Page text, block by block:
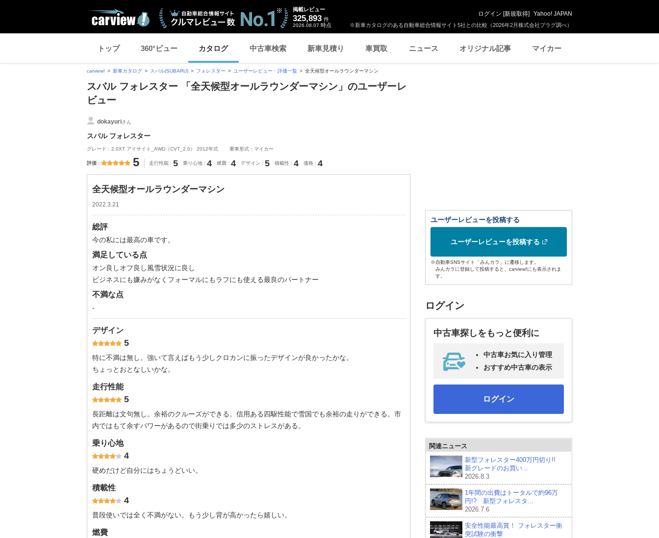
※新車カタログのある自動車総合情報サイト5社との比較（2026年2月株式会社プラグ調べ）
掲載レビュー
325,893 件
2026.08.07 時点
ログイン [新規取得] Yahoo! JAPAN
トップ 360°ビュー カタログ 中古車検索 新車見積り 車買取 ニュース オリジナル記事 マイカー
carview! 新車カタログ スバル(SUBARU) フォレスター ユーザーレビュー・評価一覧 全天候型オールラウンダーマシン
スバル フォレスター 「全天候型オールラウンダーマシン」のユーザーレ
ビュー
dokayuriさん
スバル フォレスター
グレード：2.0XT アイサイト_AWD（CVT_2.0） 2012年式 乗車形式：マイカー
評価 5 走行性能 5 乗り心地 4 燃費 4 デザイン 5 積載性 4 価格 4
全天候型オールラウンダーマシン
2022.3.21
総評
今の私には最高の車です。
満足している点
オン良しオフ良し風雪状況に良し
ビジネスにも嫌みがなくフォーマルにもラフにも使える最良のパートナー
不満な点
-
デザイン
5
特に不満は無し。強いて言えばもう少しクロカンに振ったデザインが良かったかな。
ちょっとおとなしいかな。
走行性能
5
長距離は文句無し。余裕のクルーズができる。信用ある四駆性能で雪国でも余裕の走りができる。市
内ではもて余すパワーがあるので街乗りでは多少のストレスがある。
乗り心地
4
硬めだけど自分にはちょうどいい。
積載性
4
普段使いでは全く不満がない。もう少し背が高かったら嬉しい。
燃費
ユーザーレビューを投稿する
ユーザーレビューを投稿する
※自動車SNSサイト「みんカラ」に遷移します。
みんカラに登録して投稿すると、carview!にも表示されま
す。
ログイン
中古車探しをもっと便利に
中古車お気に入り管理
おすすめ中古車の表示
ログイン
関連ニュース
新型フォレスター400万円切り!!
新グレードのお買い...
2026.8.3
1年間の出費はトータルで約96万
円!? 新型フォレスタ...
2026.7.6
安全性能最高賞！ フォレスター衝
突試験の衝撃